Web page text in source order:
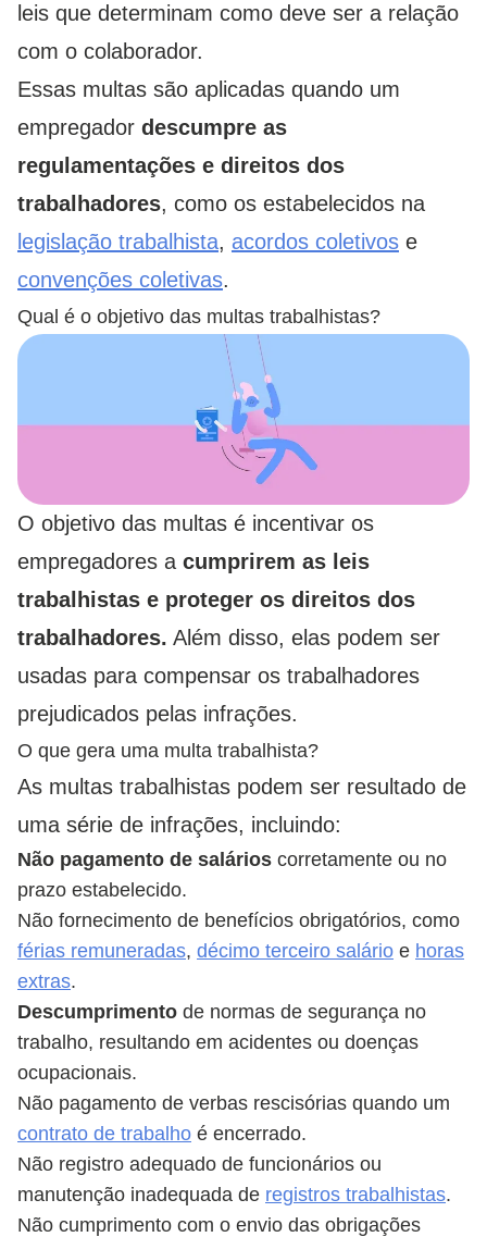
leis que determinam como deve ser a relação
com o colaborador.
Essas multas são aplicadas quando um
empregador descumpre as
regulamentações e direitos dos
trabalhadores, como os estabelecidos na
legislação trabalhista, acordos coletivos e
convenções coletivas.
Qual é o objetivo das multas trabalhistas?
O objetivo das multas é incentivar os
empregadores a cumprirem as leis
trabalhistas e proteger os direitos dos
trabalhadores. Além disso, elas podem ser
usadas para compensar os trabalhadores
prejudicados pelas infrações.
O que gera uma multa trabalhista?
As multas trabalhistas podem ser resultado de
uma série de infrações, incluindo:
Não pagamento de salários corretamente ou no
prazo estabelecido.
Não fornecimento de benefícios obrigatórios, como
férias remuneradas, décimo terceiro salário e horas
extras.
Descumprimento de normas de segurança no
trabalho, resultando em acidentes ou doenças
ocupacionais.
Não pagamento de verbas rescisórias quando um
contrato de trabalho é encerrado.
Não registro adequado de funcionários ou
manutenção inadequada de registros trabalhistas.
Não cumprimento com o envio das obrigações